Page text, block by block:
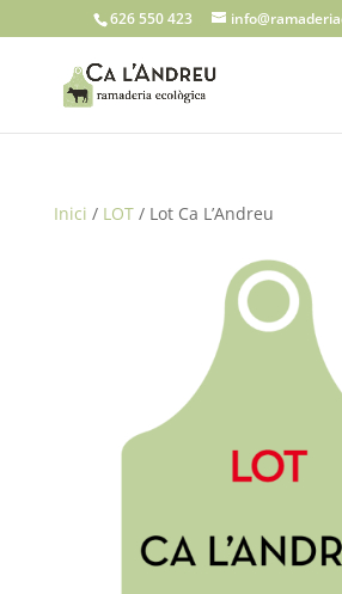
626 550 423
Inici / LOT/ Lot Ca L’Andreu